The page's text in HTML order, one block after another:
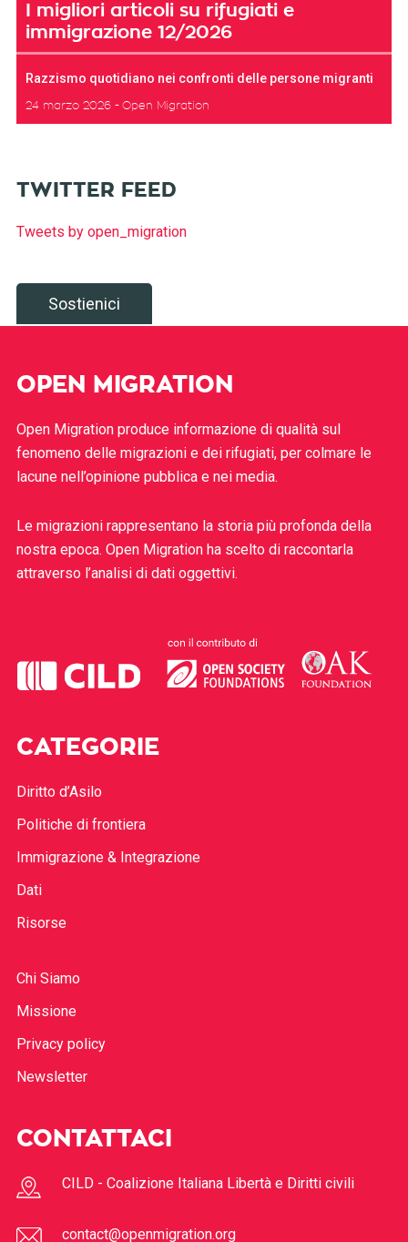
I migliori articoli su rifugiati e
immigrazione 12/2026
Razzismo quotidiano nei confronti delle persone migranti
24 marzo 2026 Open Migration
TWITTER FEED
Tweets by open_migration
Sostienici
OPEN MIGRATION
Open Migration produce informazione di qualità sul
fenomeno delle migrazioni e dei rifugiati, per colmare le
lacune nell’opinione pubblica e nei media.
Le migrazioni rappresentano la storia più profonda della
nostra epoca. Open Migration ha scelto di raccontarla
attraverso l’analisi di dati oggettivi.
CATEGORIE
Diritto d’Asilo
Politiche di frontiera
Immigrazione & Integrazione
Dati
Risorse
Chi Siamo
Missione
Privacy policy
Newsletter
CONTATTACI
CILD - Coalizione Italiana Libertà e Diritti civili
contact@openmigration.org